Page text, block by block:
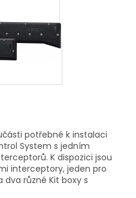
potřebné k instalaci
System s jedním
K dispozici jsou
interceptory, jeden pro
různé Kit boxy s